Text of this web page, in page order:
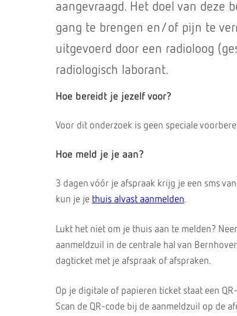
aangevraagd. Het doel van deze
gang te brengen en/of pijn te
uitgevoerd door een radioloog
radiologisch laborant.
Hoe bereidt je jezelf voor?
Voor dit onderzoek is geen speciale
Hoe meld je je aan?
3 dagen vóór je afspraak krijg je een sms
kun je je thuis alvast aanmelden.
Lukt het niet om je thuis aan te melden?
aanmeldzuil in de centrale hal van
dagticket met je afspraak of afspraken.
Op je digitale of papieren ticket staat een
Scan de QR-code bij de aanmeldzuil op de